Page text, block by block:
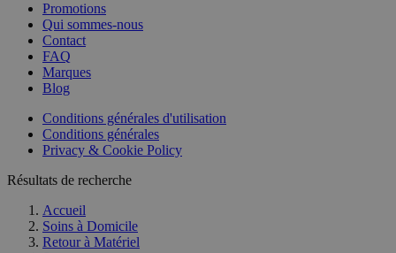
Promotions
Qui sommes-nous
Contact
FAQ
Marques
Blog
Conditions générales d'utilisation
Conditions générales
Privacy & Cookie Policy
Résultats de recherche
Accueil
Soins à Domicile
Retour à Matériel